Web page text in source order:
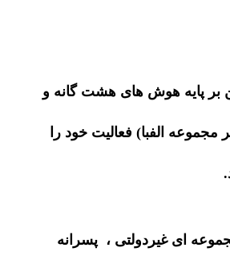
بر پایه هوش های هشت گانه و
مجموعه الفبا) فعالیت خود را
ای غیردولتی ، پسرانه